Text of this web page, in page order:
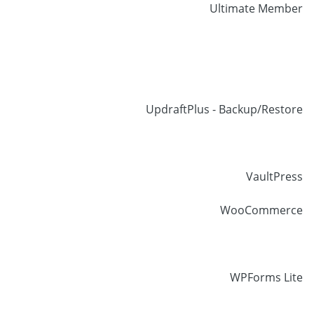
Ultimate Member
UpdraftPlus - Backup/Restore
VaultPress
WooCommerce
WPForms Lite